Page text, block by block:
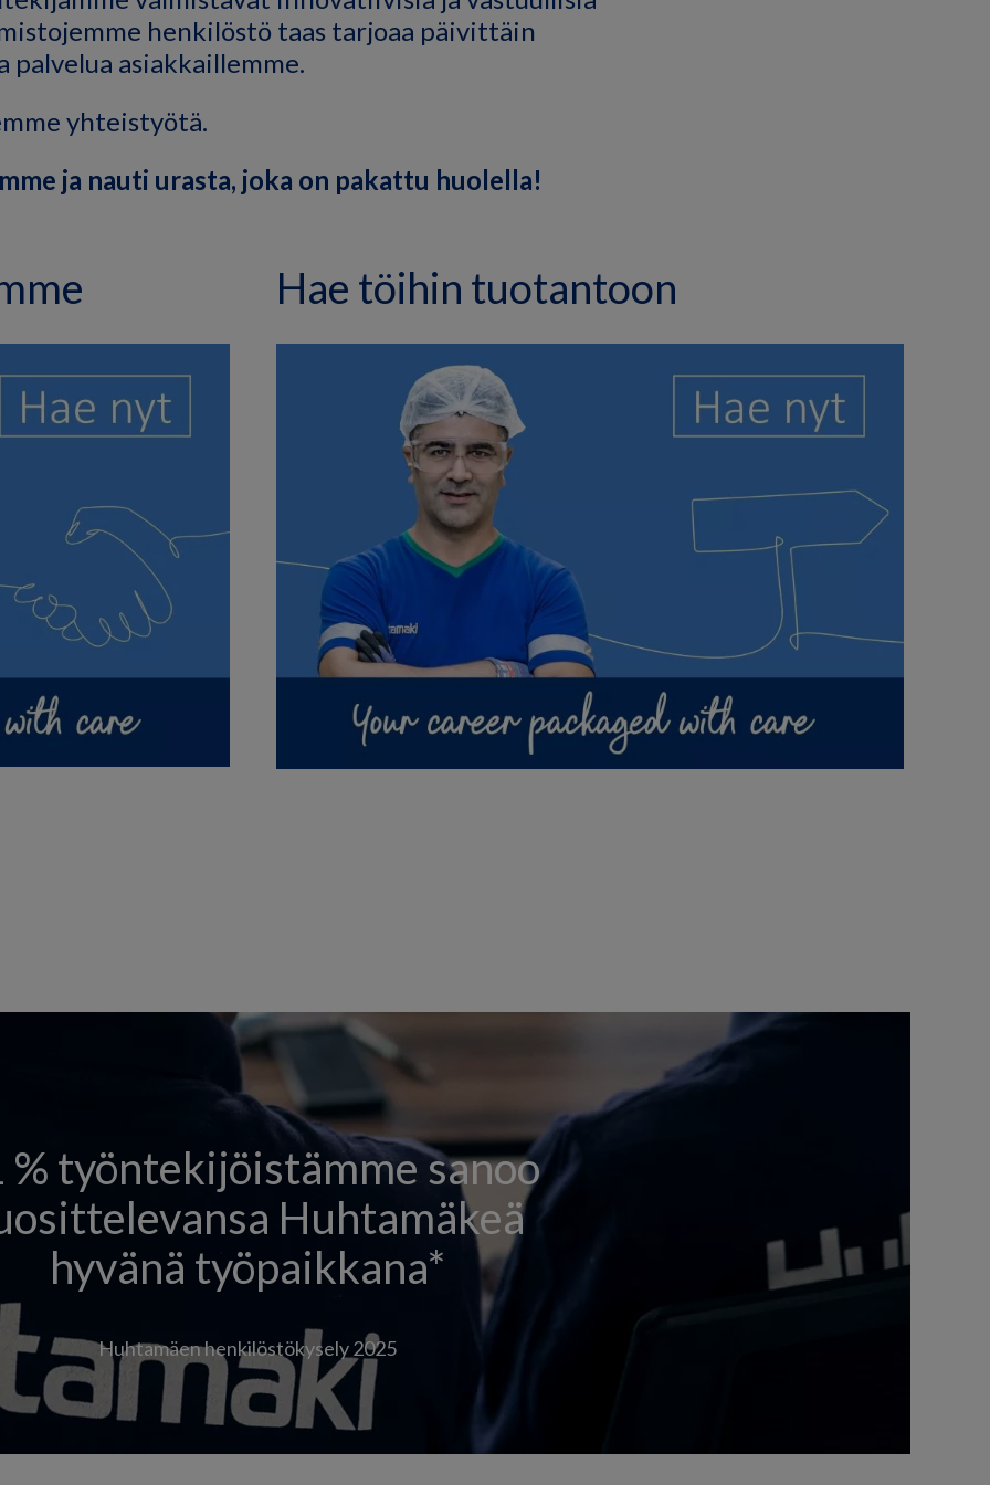
henkilöstö taas tarjoaa päivittäin
palvelua asiakkaillemme.
yhteistyötä.
ja nauti urasta, joka on pakattu huolella!
Hae töihin tuotantoon
% työntekijöistämme sanoo
Huhtamäkeä
hyvänä työpaikkana*
Huhtamäen henkilöstökysely 2025